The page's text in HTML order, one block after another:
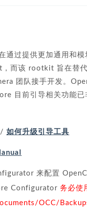
通过提供更加通用和
而该 rootkit 旨在替
团队接手开发。
目前引导相关功能
/ 如何升级引导工具
来配置
Configurator 务必使
OCC/